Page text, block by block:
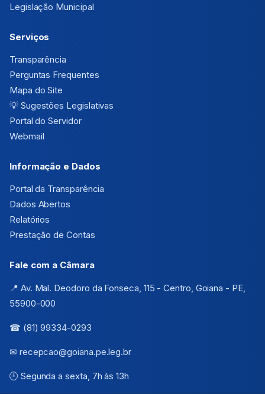
Legislação Municipal
Serviços
Transparência
Perguntas Frequentes
Mapa do Site
💡Sugestões Legislativas
Portal do Servidor
Webmail
Informação e Dados
Portal da Transparência
Dados Abertos
Relatórios
Prestação de Contas
Fale com a Câmara
📍 Av. Mal. Deodoro da Fonseca, 115 - Centro, Goiana - PE,
55900-000
☎ (81) 99334-0293
✉ recepcao@goiana.pe.leg.br
🕘 Segunda a sexta, 7h às 13h